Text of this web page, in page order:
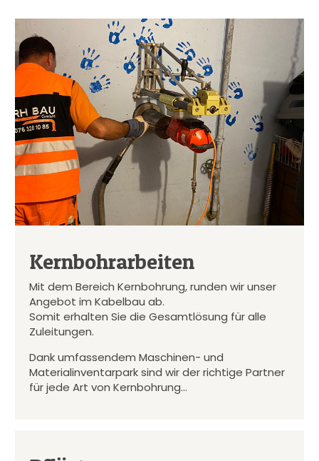
Kernbohrarbeiten
Mit dem Bereich Kernbohrung, runden wir unser
Angebot im Kabelbau ab.
Somit erhalten Sie die Gesamtlösung für alle
Zuleitungen.
Dank umfassendem Maschinen- und
Materialinventarpark sind wir der richtige Partner
für jede Art von Kernbohrung…